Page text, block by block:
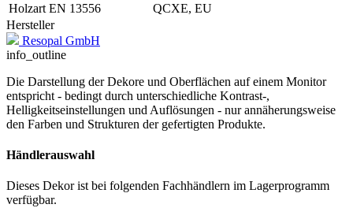
Holzart EN 13556
QCXE, EU
Hersteller
Resopal GmbH
info_outline
Die Darstellung der Dekore und Oberflächen auf einem Monitor
entspricht - bedingt durch unterschiedliche Kontrast-,
Helligkeitseinstellungen und Auflösungen - nur annäherungsweise
den Farben und Strukturen der gefertigten Produkte.
Händlerauswahl
Dieses Dekor ist bei folgenden Fachhändlern im Lagerprogramm
verfügbar.